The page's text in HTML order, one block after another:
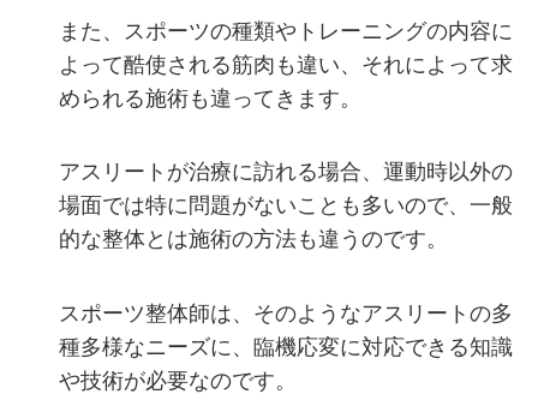
また、スポーツの種類やトレーニングの内容に
よって酷使される筋肉も違い、それによって求
められる施術も違ってきます。
アスリートが治療に訪れる場合、運動時以外の
場面では特に問題がないことも多いので、一般
的な整体とは施術の方法も違うのです。
スポーツ整体師は、そのようなアスリートの多
種多様なニーズに、臨機応変に対応できる知識
や技術が必要なのです。